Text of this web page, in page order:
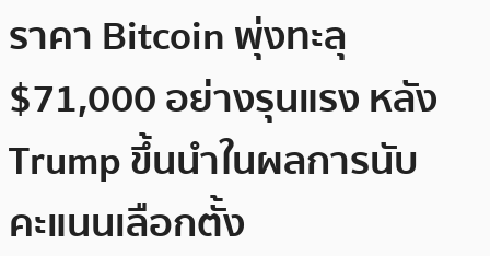
ราคา Bitcoin พุ่งทะลุ
$71,000 อย่างรุนแรง หลัง
Trump ขึ้นนำในผลการนับ
คะแนนเลือกตั้ง